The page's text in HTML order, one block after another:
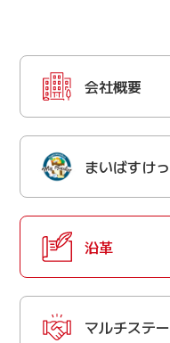
会社概要
まいばすけ
沿革
マルチステ